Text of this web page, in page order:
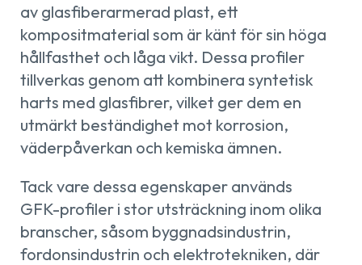
av glasfiberarmerad plast, ett
kompositmaterial som är känt för sin höga
hållfasthet och låga vikt. Dessa profiler
tillverkas genom att kombinera syntetisk
harts med glasfibrer, vilket ger dem en
utmärkt beständighet mot korrosion,
väderpåverkan och kemiska ämnen.
Tack vare dessa egenskaper används
GFK-profiler i stor utsträckning inom olika
branscher, såsom byggnadsindustrin,
fordonsindustrin och elektrotekniken, där